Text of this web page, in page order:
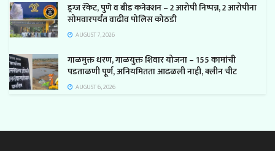
ड्रग्ज रॅकेट, पुणे व बीड कनेक्शन – 2 आरोपी निष्पन्न, 2 आरोपीना
सोमवारपर्यंत वाढीव पोलिस कोठडी
AUGUST 7, 2026
गाळमुक्त धरण, गाळयुक्त शिवार योजना – 155 कामांची
पडताळणी पूर्ण, अनियमितता आढळली नाही, क्लीन चीट
AUGUST 6, 2026